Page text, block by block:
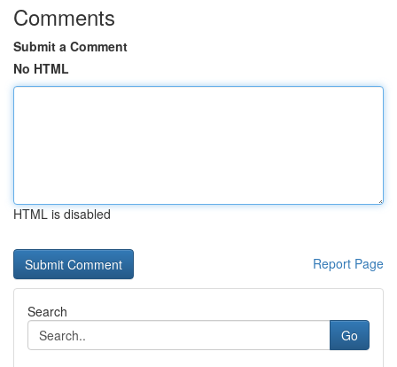
Comments
Submit a Comment
No HTML
HTML is disabled
Report Page
Search
Go